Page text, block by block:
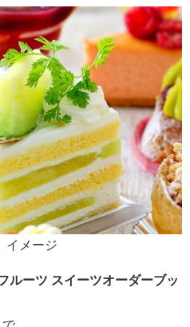
イメージ
ルーツ スイーツオーダーブッ